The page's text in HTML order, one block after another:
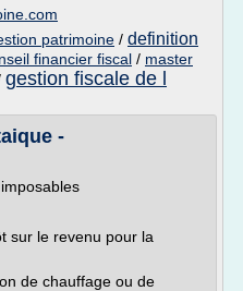
patrimoine / definition
financier fiscal / master
gestion fiscale de l
-
sur le revenu pour la
de chauffage ou de